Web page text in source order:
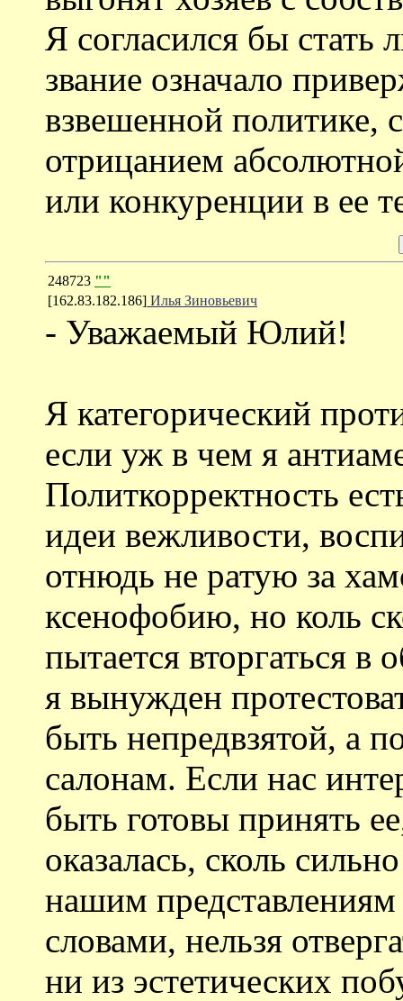
Я согласился бы стать
звание означало
взвешенной
отрицанием
или конкуренции в ее
248723 ""
[162.83.182.186] Илья Зиновьевич
- Уважаемый Юлий!
Я категорический
если уж в чем я
Политкорректность
идеи вежливости,
отнюдь не ратую за
ксенофобию, но коль
пытается вторгаться в
я вынужден
быть непредвзятой, а
салонам. Если нас
быть готовы принять
оказалась, сколь
нашим
словами, нельзя
ни из эстетических